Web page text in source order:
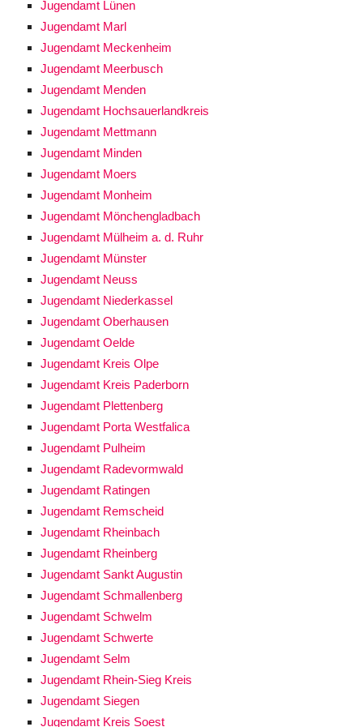
Jugendamt Lünen
Jugendamt Marl
Jugendamt Meckenheim
Jugendamt Meerbusch
Jugendamt Menden
Jugendamt Hochsauerlandkreis
Jugendamt Mettmann
Jugendamt Minden
Jugendamt Moers
Jugendamt Monheim
Jugendamt Mönchengladbach
Jugendamt Mülheim a. d. Ruhr
Jugendamt Münster
Jugendamt Neuss
Jugendamt Niederkassel
Jugendamt Oberhausen
Jugendamt Oelde
Jugendamt Kreis Olpe
Jugendamt Kreis Paderborn
Jugendamt Plettenberg
Jugendamt Porta Westfalica
Jugendamt Pulheim
Jugendamt Radevormwald
Jugendamt Ratingen
Jugendamt Remscheid
Jugendamt Rheinbach
Jugendamt Rheinberg
Jugendamt Sankt Augustin
Jugendamt Schmallenberg
Jugendamt Schwelm
Jugendamt Schwerte
Jugendamt Selm
Jugendamt Rhein-Sieg Kreis
Jugendamt Siegen
Jugendamt Kreis Soest